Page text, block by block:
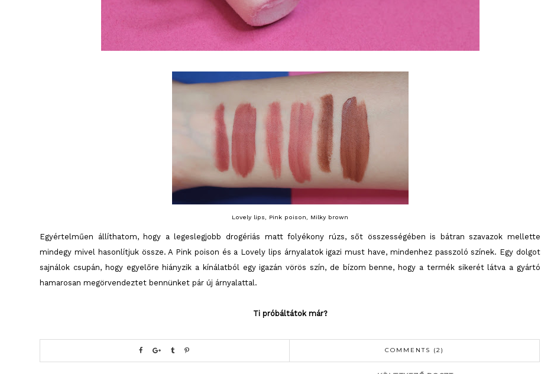
Lovely lips, Pink poison, Milky brown
Egyértelműen állíthatom, hogy a legeslegjobb drogériás matt folyékony rúzs, sőt összességében is bátran szavazok mellette
mindegy mivel hasonlítjuk össze. A Pink poison és a Lovely lips árnyalatok igazi must have, mindenhez passzoló színek. Egy dolgot
sajnálok csupán, hogy egyelőre hiányzik a kínálatból egy igazán vörös szín, de bízom benne, hogy a termék sikerét látva a gyártó
hamarosan megörvendeztet bennünket pár új árnyalattal.
Ti próbáltátok már?
COMMENTS (2)